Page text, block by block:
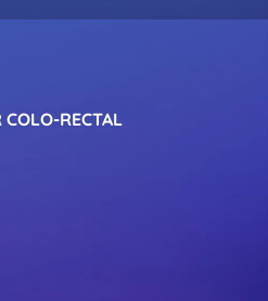
COLO-RECTAL